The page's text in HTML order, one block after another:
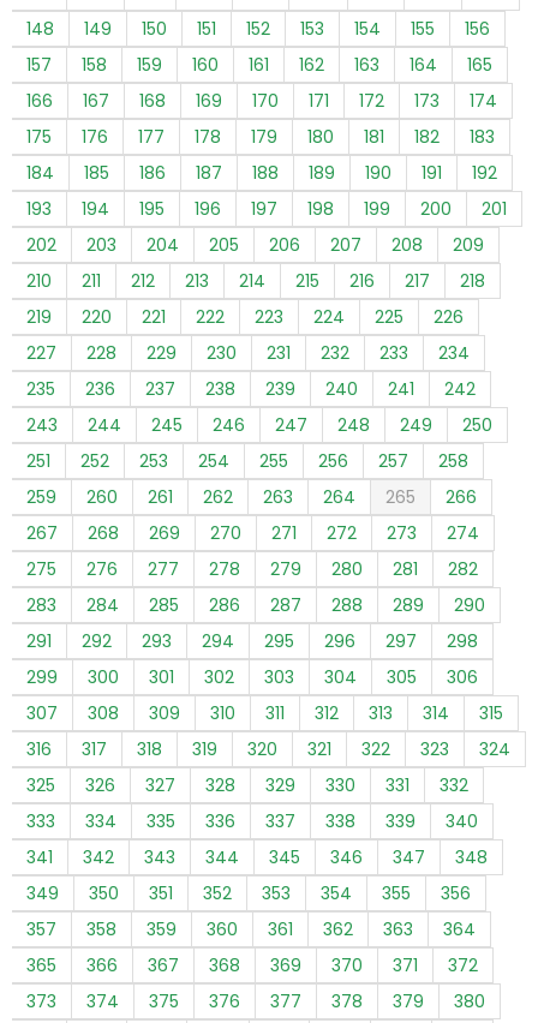
148
149 150 151 152 153 154 155
156
157
158 159 160 161 162 163 164
165
166
167 168 169 170 171 172 173
174
175
176 177 178 179 180 181 182
183
184
185 186 187 188 189 190 191
192
193
194 195 196 197 198 199 200
201
202
203 204 205 206 207 208
209
210
211 212 213 214 215 216 217
218
219
220 221 222 223 224 225
226
227
228 229 230 231 232 233
234
235
236 237 238 239 240 241
242
243
244 245 246 247 248 249
250
251
252 253 254 255 256 257
258
259
260 261 262 263 264 265
266
267
268 269 270 271 272 273
274
275
276 277 278 279 280 281
282
283
284 285 286 287 288 289
290
291
292 293 294 295 296 297
298
299
300 301 302 303 304 305
306
307
308 309 310 311 312 313 314
315
316
317 318 319 320 321 322 323
324
325
326 327 328 329 330 331
332
333
334 335 336 337 338 339
340
341
342 343 344 345 346 347
348
349
350 351 352 353 354 355
356
357
358 359 360 361 362 363
364
365
366 367 368 369 370 371
372
373
374 375 376 377 378 379
380